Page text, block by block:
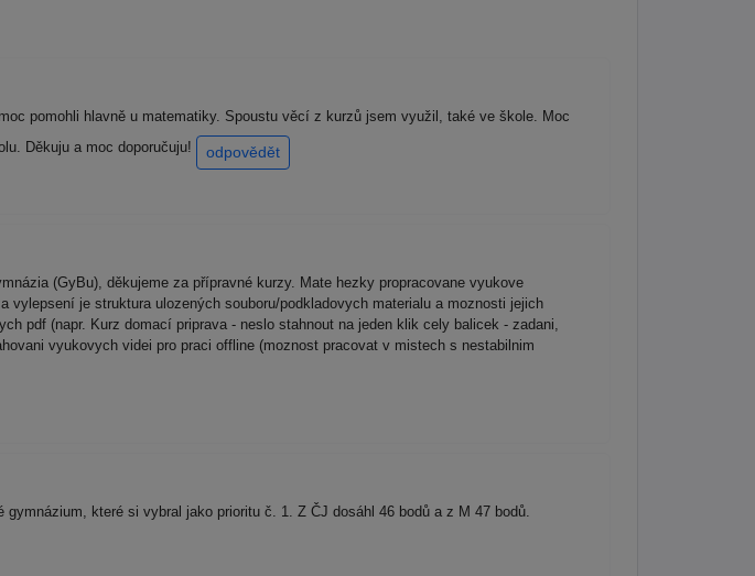
pomohli hlavně u matematiky. Spoustu věcí z kurzů jsem využil, také ve škole. Moc
Děkuju a moc doporučuju!
odpovědět
(GyBu), děkujeme za přípravné kurzy. Mate hezky propracovane vyukove
vylepsení je struktura ulozených souboru/podkladovych materialu a moznosti jejich
pdf (napr. Kurz domací priprava - neslo stahnout na jeden klik cely balicek - zadani,
vyukovych videi pro praci offline (moznost pracovat v mistech s nestabilnim
které si vybral jako prioritu č. 1. Z ČJ dosáhl 46 bodů a z M 47 bodů.